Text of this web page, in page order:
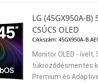
LG (45GX950A-
CSÚCS OLED
Cikkszám: 45GX950A-
Monitor OLED - ívelt,
tükröződésmentes
Premium és